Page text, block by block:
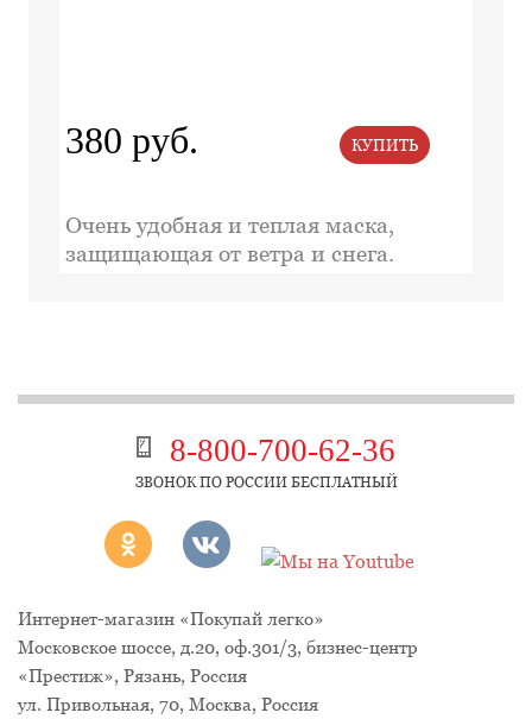
380 руб. КУПИТЬ
Очень удобная и теплая маска,
защищающая от ветра и снега.
8-800-700-62-36
ЗВОНОК ПО РОССИИ БЕСПЛАТНЫЙ
Интернет-магазин «Покупай легко»
Московское шоссе, д.20, оф.301/3, бизнес-центр
«Престиж», Рязань, Россия
ул. Привольная, 70, Москва, Россия